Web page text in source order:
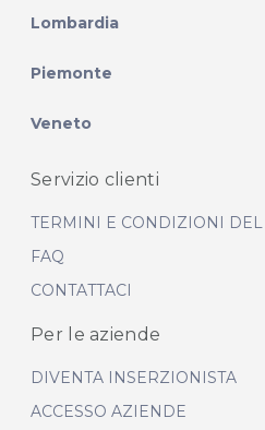
Lombardia
Piemonte
Veneto
Servizio clienti
TERMINI E CONDIZIONI
FAQ
CONTATTACI
Per le aziende
DIVENTA INSERZIONISTA
ACCESSO AZIENDE